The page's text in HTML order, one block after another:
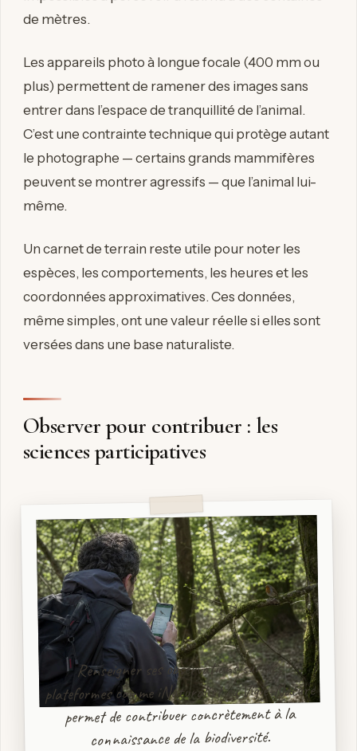
de mètres.
Les appareils photo à longue focale (400 mm ou
plus) permettent de ramener des images sans
entrer dans l’espace de tranquillité de l’animal.
C’est une contrainte technique qui protège autant
le photographe — certains grands mammifères
peuvent se montrer agressifs — que l’animal lui-
même.
Un carnet de terrain reste utile pour noter les
espèces, les comportements, les heures et les
coordonnées approximatives. Ces données,
même simples, ont une valeur réelle si elles sont
versées dans une base naturaliste.
Observer pour contribuer : les
sciences participatives
Renseigner ses observations sur des
plateformes comme iNaturalist ou Vigie-Nature
permet de contribuer concrètement à la
connaissance de la biodiversité.